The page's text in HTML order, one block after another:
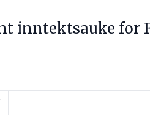
inntektsauke for